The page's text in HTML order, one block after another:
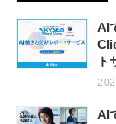
AI
ト
AI